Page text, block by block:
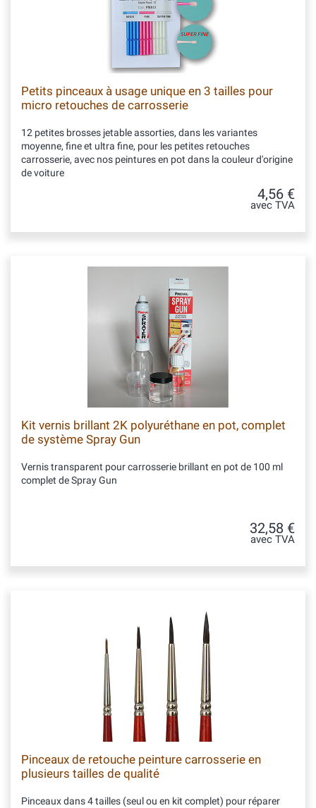
Petits pinceaux à usage unique en 3 tailles pour
micro retouches de carrosserie
12 petites brosses jetable assorties, dans les variantes
moyenne, fine et ultra fine, pour les petites retouches
carrosserie, avec nos peintures en pot dans la couleur d'origine
de voiture
4,56 €
avec TVA
Kit vernis brillant 2K polyuréthane en pot, complet
de système Spray Gun
Vernis transparent pour carrosserie brillant en pot de 100 ml
complet de Spray Gun
32,58 €
avec TVA
Pinceaux de retouche peinture carrosserie en
plusieurs tailles de qualité
Pinceaux dans 4 tailles (seul ou en kit complet) pour réparer